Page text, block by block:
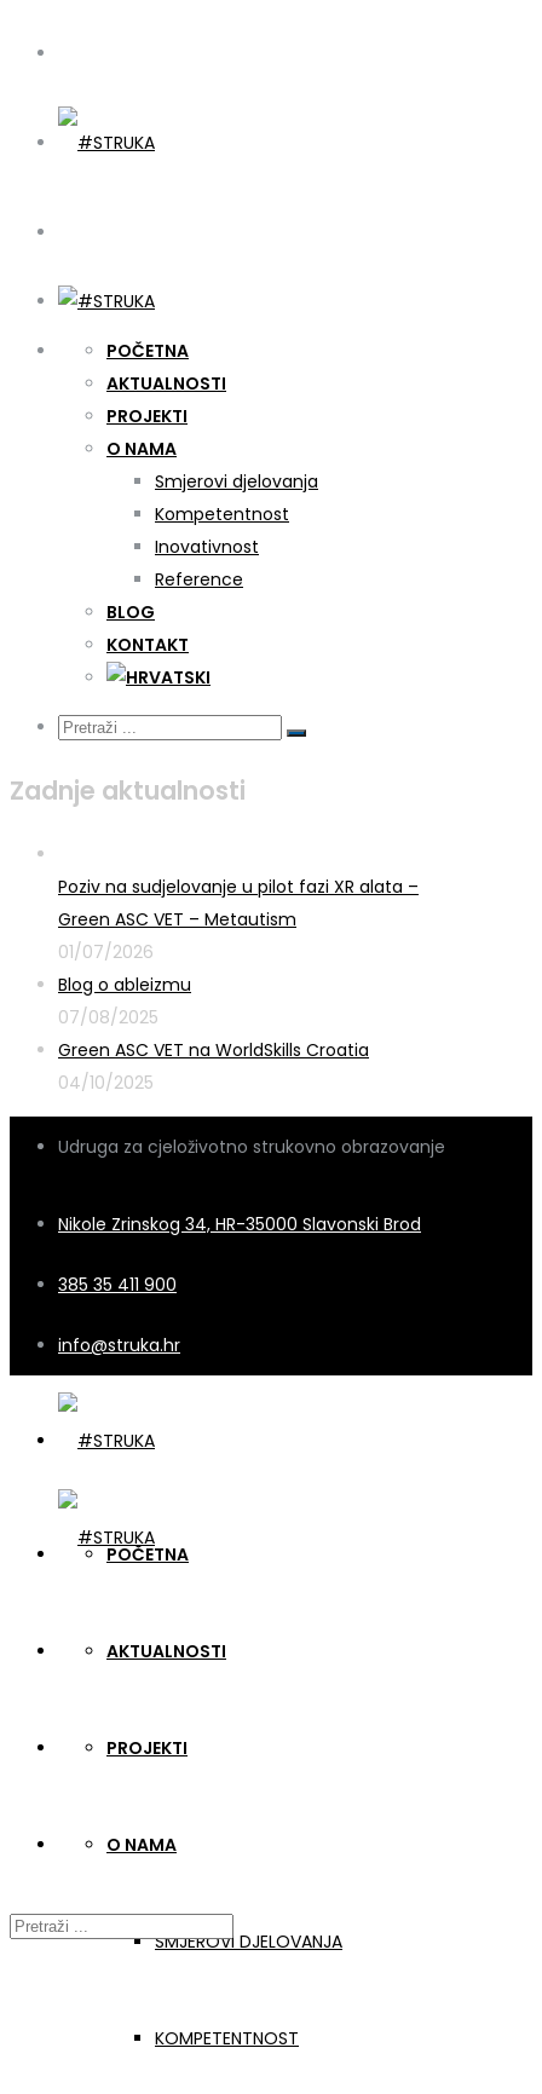
POČETNA
AKTUALNOSTI
PROJEKTI
O NAMA
Smjerovi djelovanja
Kompetentnost
Inovativnost
Reference
BLOG
KONTAKT
Zadnje aktualnosti
Poziv na sudjelovanje u pilot fazi XR alata –
Green ASC VET – Metautism
01/07/2026
Blog o ableizmu
07/08/2025
Green ASC VET na WorldSkills Croatia
04/10/2025
Udruga za cjeloživotno strukovno obrazovanje
Nikole Zrinskog 34, HR-35000 Slavonski Brod
385 35 411 900
info@struka.hr
POČETNA
AKTUALNOSTI
PROJEKTI
O NAMA
SMJEROVI DJELOVANJA
KOMPETENTNOST